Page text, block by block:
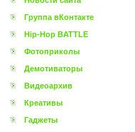
Группа вКонтакте
Hip-Hop BATTLE
Фотоприколы
Демотиваторы
Видеоархив
Креативы
Гаджеты